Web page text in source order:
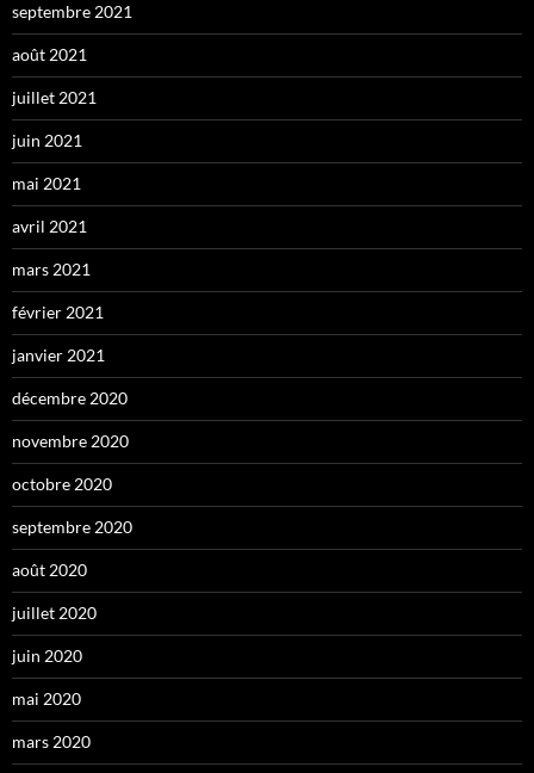
septembre 2021
août 2021
juillet 2021
juin 2021
mai 2021
avril 2021
mars 2021
février 2021
janvier 2021
décembre 2020
novembre 2020
octobre 2020
septembre 2020
août 2020
juillet 2020
juin 2020
mai 2020
mars 2020